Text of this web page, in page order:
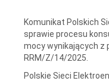
Komunikat Polskich
sprawie procesu
mocy wynikających z
RRM/Z/14/2025.
Polskie Sieci